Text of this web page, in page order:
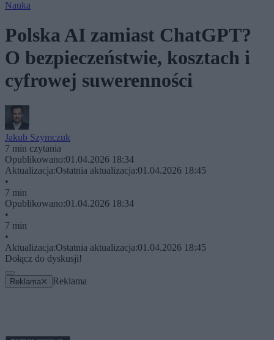
Nauka
Polska AI zamiast ChatGPT?
O bezpieczeństwie, kosztach i
cyfrowej suwerenności
Jakub Szymczuk
7 min czytania
Opublikowano:01.04.2026 18:34
Aktualizacja:Ostatnia aktualizacja:01.04.2026 18:45
•
7 min
Opublikowano:01.04.2026 18:34
•
7 min
•
Aktualizacja:Ostatnia aktualizacja:01.04.2026 18:45
Dołącz do dyskusji!
Reklama ✕ Reklama